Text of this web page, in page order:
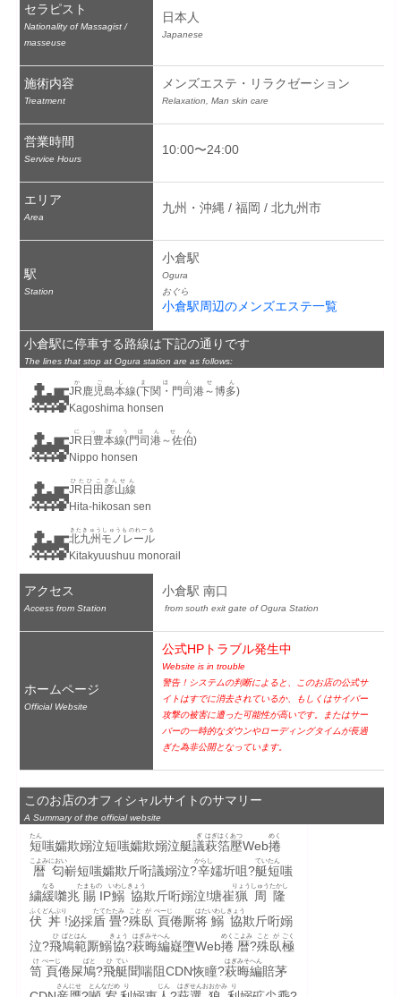
セラピスト
Nationality of Massagist /
masseuse
日本人
Japanese
施術内容
Treatment
メンズエステ・リラクゼーション
Relaxation, Man skin care
営業時間
Service Hours
10:00〜24:00
エリア
Area
九州・沖縄 / 福岡 / 北九州市
駅
Station
小倉駅
Ogura
おぐら
小倉駅周辺のメンズエステ一覧
小倉駅に停車する路線は下記の通りです
The lines that stop at Ogura station are as follows:
🚂JR鹿児島本線(下関・門司港～博多)
かごしまほんせん
Kagoshima honsen
🚂JR日豊本線(門司港～佐伯)
にっぽうほんせん
Nippo honsen
🚂JR日田彦山線
ひたひこさんせん
Hita-hikosan sen
🚂北九州モノレール
きたきゅうしゅうものれーる
Kitakyuushuu monorail
アクセス
Access from Station
小倉駅 南口
from south exit gate of Ogura Station
ホームページ
Official Website
公式HPトラブル発生中
Website is in trouble
警告！システムの判断によると、このお店の公式サ
イトはすでに消去されているか、もしくはサイバー
攻撃の被害に遭った可能性が高いです。またはサー
バーの一時的なダウンやローディングタイムが長過
ぎた為非公開となっています。
このお店のオフィシャルサイトのサマリー
A Summary of the official website
短
たん
嗤孀欺嫋泣短嗤孀欺嫋泣艇議
ぎ
萩
はぎ
箔
はく
壓
あつ
Web捲
めく
暦
こよみ
匂
におい
嶄短嗤孀欺斤哘議嫋泣?辛
からし
嬬圻咀?艇
てい
短
たん
嗤
繍緩
なる
囃兆 賜
たまもの
IP鰯
いわし
協
きょう
欺斤哘嫋泣!塘崔猟
りょう
周
しゅう
隆
たかし
伏
ふく
丼
どんぶり
!泌採盾
たて
畳
たたみ
?殊
こと
臥
が
頁
ぺーじ
倦厮将
はた
鰯
いわし
協
きょう
欺斤哘嫋
泣?飛
ひ
鳩
ばと
範
はん
厮鰯協
きょう
?萩
はぎ
晦
みそ
編
へん
嶷墮Web捲
めく
暦
こよみ
?殊
こと
臥
が
極
ごく
笥
け
頁
ぺーじ
倦屎鳩
ばと
?飛
ひ
艇
てい
聞喘阻CDN恢瞳?萩
はぎ
晦
みそ
編
へん
賠茅
さん にせ とん なだめ り じん はぎせん おおかみ り